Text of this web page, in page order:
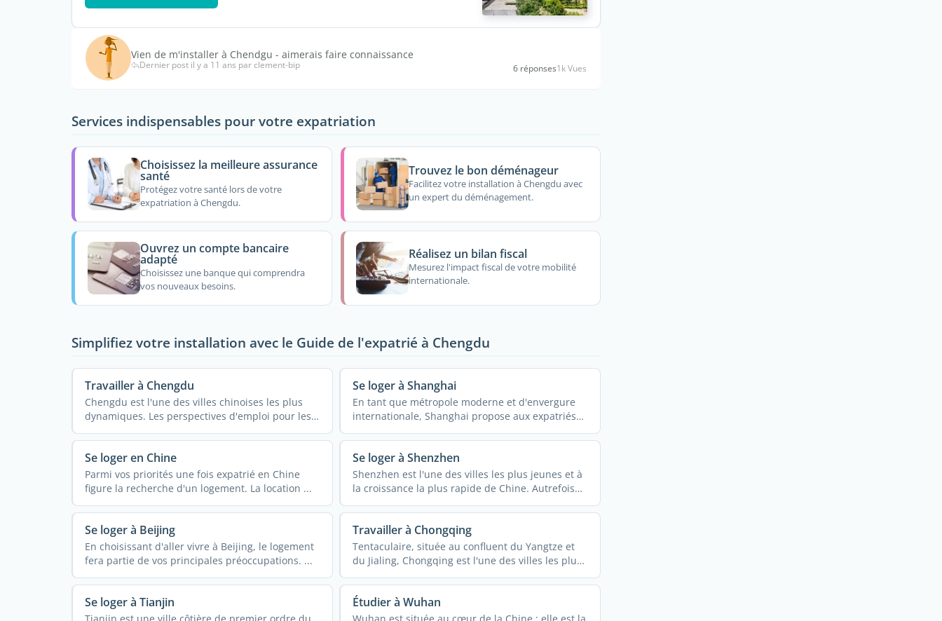
Vien de m'installer à Chendgu - aimerais faire connaissance
Dernier post il y a 11 ans par clement-bip 6 réponses1k Vues
Services indispensables pour votre expatriation
Choisissez la meilleure assurance
santé
Protégez votre santé lors de votre
expatriation à Chengdu.
Trouvez le bon déménageur
Facilitez votre installation à Chengdu avec
un expert du déménagement.
Ouvrez un compte bancaire
adapté
Choisissez une banque qui comprendra
vos nouveaux besoins.
Réalisez un bilan fiscal
Mesurez l'impact fiscal de votre mobilité
internationale.
Simplifiez votre installation avec le Guide de l'expatrié à Chengdu
Travailler à Chengdu
Chengdu est l'une des villes chinoises les plus
dynamiques. Les perspectives d'emploi pour les
expatriés ...
Se loger à Shanghai
En tant que métropole moderne et d'envergure
internationale, Shanghai propose aux expatriés
du monde ...
Se loger en Chine
Parmi vos priorités une fois expatrié en Chine
figure la recherche d'un logement. La location ...
Se loger à Shenzhen
Shenzhen est l'une des villes les plus jeunes et à
la croissance la plus rapide de Chine. Autrefois
un ...
Se loger à Beijing
En choisissant d'aller vivre à Beijing, le logement
fera partie de vos principales préoccupations. ...
Travailler à Chongqing
Tentaculaire, située au confluent du Yangtze et
du Jialing, Chongqing est l'une des villes les plus
...
Se loger à Tianjin Étudier à Wuhan